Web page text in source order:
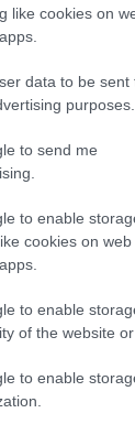
like cookies on
data to be sent
purposes.
to send me
to enable
cookies on
to enable
of the website or
to enable
Guccini, il
dalla Costa